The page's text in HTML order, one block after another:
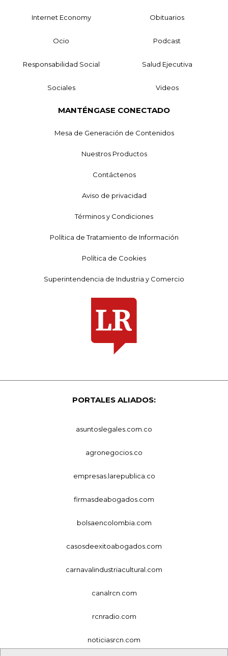
Internet Economy Obituarios
Ocio Podcast
Responsabilidad Social Salud Ejecutiva
Sociales Videos
MANTÉNGASE CONECTADO
Mesa de Generación de Contenidos
Nuestros Productos
Contáctenos
Aviso de privacidad
Términos y Condiciones
Política de Tratamiento de Información
Política de Cookies
Superintendencia de Industria y Comercio
PORTALES ALIADOS:
asuntoslegales.com.co
agronegocios.co
empresas.larepublica.co
firmasdeabogados.com
bolsaencolombia.com
casosdeexitoabogados.com
carnavalindustriacultural.com
canalrcn.com
rcnradio.com
noticiasrcn.com